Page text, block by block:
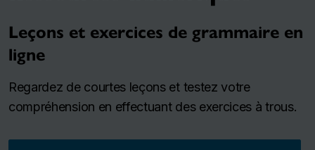
Leçons et exercices de grammaire en
ligne
Regardez de courtes leçons et testez votre
compréhension en effectuant des exercices à trous.